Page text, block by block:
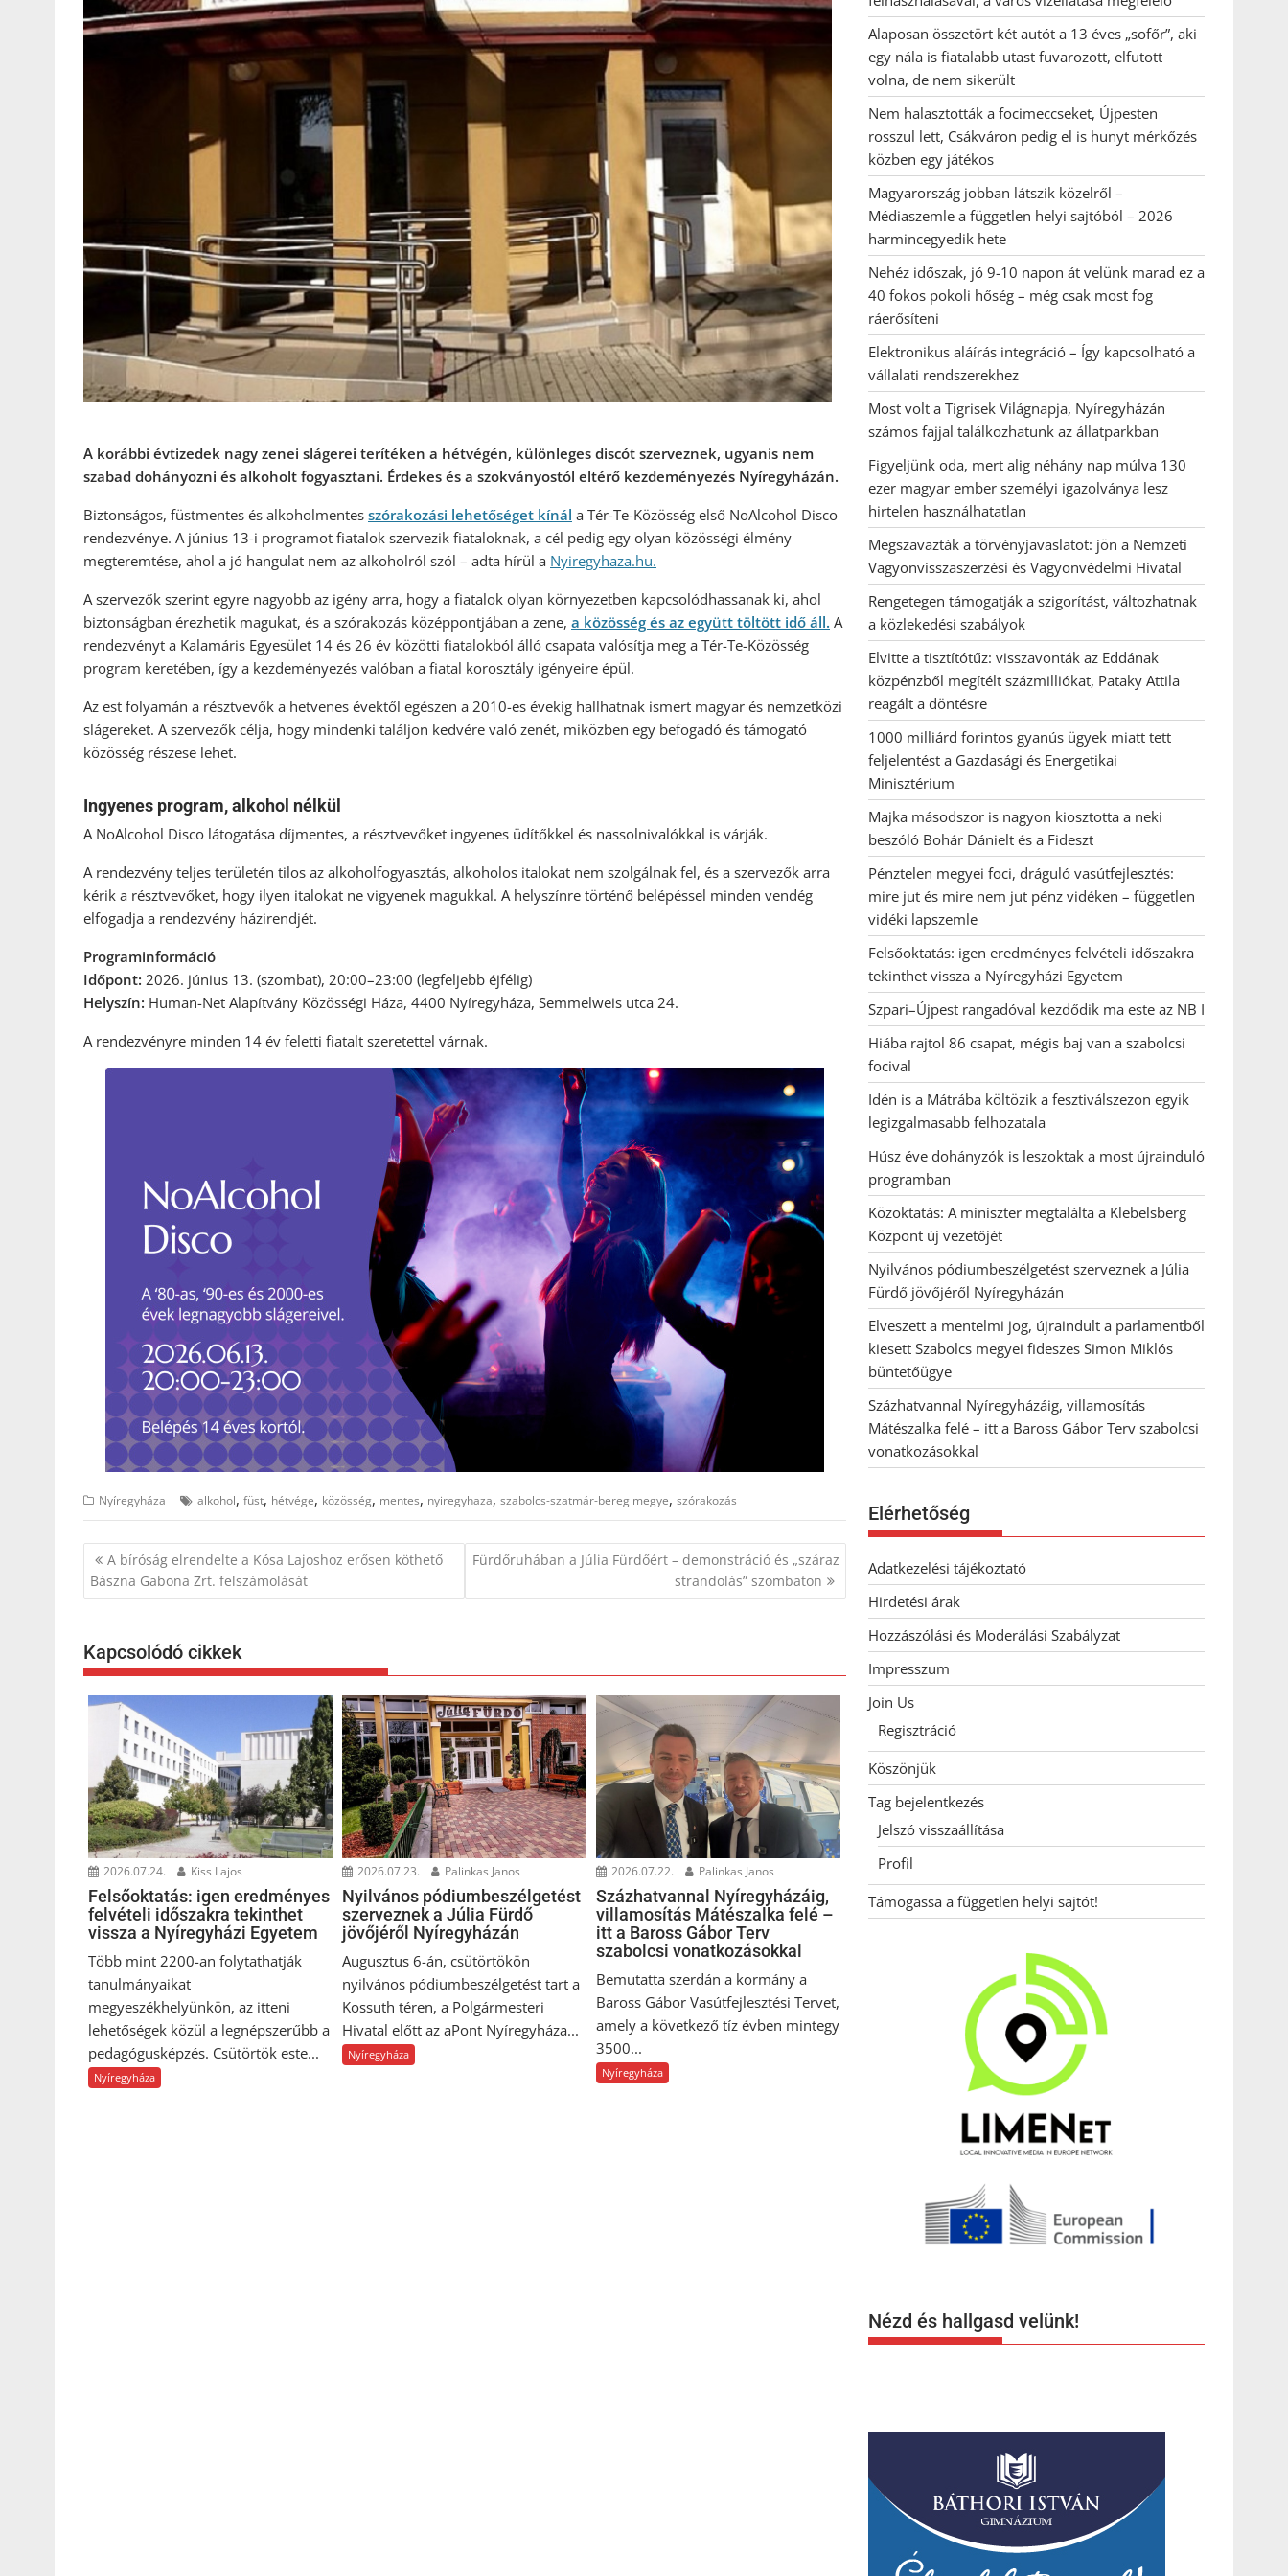
A korábbi évtizedek nagy zenei slágerei terítéken a hétvégén, különleges discót szerveznek, ugyanis nem
szabad dohányozni és alkoholt fogyasztani. Érdekes és a szokványostól eltérő kezdeményezés Nyíregyházán.
Biztonságos, füstmentes és alkoholmentes szórakozási lehetőséget kínál a Tér-Te-Közösség első NoAlcohol Disco
rendezvénye. A június 13-i programot fiatalok szervezik fiataloknak, a cél pedig egy olyan közösségi élmény
megteremtése, ahol a jó hangulat nem az alkoholról szól – adta hírül a Nyiregyhaza.hu.
A szervezők szerint egyre nagyobb az igény arra, hogy a fiatalok olyan környezetben kapcsolódhassanak ki, ahol
biztonságban érezhetik magukat, és a szórakozás középpontjában a zene, a közösség és az együtt töltött idő áll. A
rendezvényt a Kalamáris Egyesület 14 és 26 év közötti fiatalokból álló csapata valósítja meg a Tér-Te-Közösség
program keretében, így a kezdeményezés valóban a fiatal korosztály igényeire épül.
Az est folyamán a résztvevők a hetvenes évektől egészen a 2010-es évekig hallhatnak ismert magyar és nemzetközi
slágereket. A szervezők célja, hogy mindenki találjon kedvére való zenét, miközben egy befogadó és támogató
közösség részese lehet.
Ingyenes program, alkohol nélkül
A NoAlcohol Disco látogatása díjmentes, a résztvevőket ingyenes üdítőkkel és nassolnivalókkal is várják.
A rendezvény teljes területén tilos az alkoholfogyasztás, alkoholos italokat nem szolgálnak fel, és a szervezők arra
kérik a résztvevőket, hogy ilyen italokat ne vigyenek magukkal. A helyszínre történő belépéssel minden vendég
elfogadja a rendezvény házirendjét.
Programinformáció
Időpont: 2026. június 13. (szombat), 20:00–23:00 (legfeljebb éjfélig)
Helyszín: Human-Net Alapítvány Közösségi Háza, 4400 Nyíregyháza, Semmelweis utca 24.
A rendezvényre minden 14 év feletti fiatalt szeretettel várnak.
Nyíregyháza alkohol, füst, hétvége, közösség, mentes, nyiregyhaza, szabolcs-szatmár-bereg megye, szórakozás
Bejegyzés
navigáció
A bíróság elrendelte a Kósa Lajoshoz erősen köthető
Bászna Gabona Zrt. felszámolását
Fürdőruhában a Júlia Fürdőért – demonstráció és „száraz
strandolás” szombaton
Kapcsolódó cikkek
2026.07.24. Kiss Lajos
Felsőoktatás: igen eredményes
felvételi időszakra tekinthet
vissza a Nyíregyházi Egyetem
Több mint 2200-an folytathatják
tanulmányaikat
megyeszékhelyünkön, az itteni
lehetőségek közül a legnépszerűbb a
pedagógusképzés. Csütörtök este...
Nyíregyháza
2026.07.23. Palinkas Janos
Nyilvános pódiumbeszélgetést
szerveznek a Júlia Fürdő
jövőjéről Nyíregyházán
Augusztus 6-án, csütörtökön
nyilvános pódiumbeszélgetést tart a
Kossuth téren, a Polgármesteri
Hivatal előtt az aPont Nyíregyháza...
Nyíregyháza
2026.07.22. Palinkas Janos
Százhatvannal Nyíregyházáig,
villamosítás Mátészalka felé –
itt a Baross Gábor Terv
szabolcsi vonatkozásokkal
Bemutatta szerdán a kormány a
Baross Gábor Vasútfejlesztési Tervet,
amely a következő tíz évben mintegy
3500...
Nyíregyháza
Alaposan összetört két autót a 13 éves „sofőr”, aki
egy nála is fiatalabb utast fuvarozott, elfutott
volna, de nem sikerült
Nem halasztották a focimeccseket, Újpesten
rosszul lett, Csákváron pedig el is hunyt mérkőzés
közben egy játékos
Magyarország jobban látszik közelről –
Médiaszemle a független helyi sajtóból – 2026
harmincegyedik hete
Nehéz időszak, jó 9-10 napon át velünk marad ez a
40 fokos pokoli hőség – még csak most fog
ráerősíteni
Elektronikus aláírás integráció – Így kapcsolható a
vállalati rendszerekhez
Most volt a Tigrisek Világnapja, Nyíregyházán
számos fajjal találkozhatunk az állatparkban
Figyeljünk oda, mert alig néhány nap múlva 130
ezer magyar ember személyi igazolványa lesz
hirtelen használhatatlan
Megszavazták a törvényjavaslatot: jön a Nemzeti
Vagyonvisszaszerzési és Vagyonvédelmi Hivatal
Rengetegen támogatják a szigorítást, változhatnak
a közlekedési szabályok
Elvitte a tisztítótűz: visszavonták az Eddának
közpénzből megítélt százmilliókat, Pataky Attila
reagált a döntésre
1000 milliárd forintos gyanús ügyek miatt tett
feljelentést a Gazdasági és Energetikai
Minisztérium
Majka másodszor is nagyon kiosztotta a neki
beszóló Bohár Dánielt és a Fideszt
Pénztelen megyei foci, dráguló vasútfejlesztés:
mire jut és mire nem jut pénz vidéken – független
vidéki lapszemle
Felsőoktatás: igen eredményes felvételi időszakra
tekinthet vissza a Nyíregyházi Egyetem
Szpari–Újpest rangadóval kezdődik ma este az NB I
Hiába rajtol 86 csapat, mégis baj van a szabolcsi
focival
Idén is a Mátrába költözik a fesztiválszezon egyik
legizgalmasabb felhozatala
Húsz éve dohányzók is leszoktak a most újrainduló
programban
Közoktatás: A miniszter megtalálta a Klebelsberg
Központ új vezetőjét
Nyilvános pódiumbeszélgetést szerveznek a Júlia
Fürdő jövőjéről Nyíregyházán
Elveszett a mentelmi jog, újraindult a parlamentből
kiesett Szabolcs megyei fideszes Simon Miklós
büntetőügye
Százhatvannal Nyíregyházáig, villamosítás
Mátészalka felé – itt a Baross Gábor Terv szabolcsi
vonatkozásokkal
Elérhetőség
Adatkezelési tájékoztató
Hirdetési árak
Hozzászólási és Moderálási Szabályzat
Impresszum
Join Us
Regisztráció
Köszönjük
Tag bejelentkezés
Jelszó visszaállítása
Profil
Támogassa a független helyi sajtót!
Nézd és hallgasd velünk!